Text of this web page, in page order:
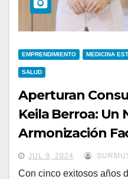
EMPRENDIMIENTO MEDICINA
SALUD
Aperturan
Keila Berroa: Un
Armonización
JUL 9, 2024
Con cinco exitosos años